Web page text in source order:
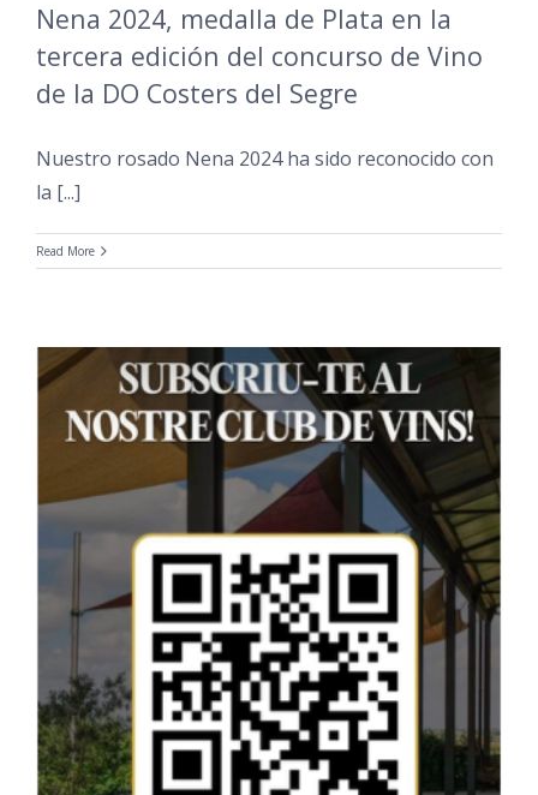
Nena 2024, medalla de Plata en la
tercera edición del concurso de Vino
de la DO Costers del Segre
Nuestro rosado Nena 2024 ha sido reconocido con
la [...]
Read More